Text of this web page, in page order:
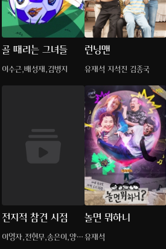
골 때리는 그녀들
이수근,배성재,김병지
런닝맨
유재석 지석진 김종국
전지적 참견 시점
이영자,전현무,송은이,양세
놀면 뭐하니
유재석